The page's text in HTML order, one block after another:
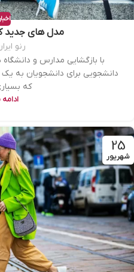
مدل های
رنو
با بازگشایی مدارس و
دانشجویی برای دانشجویان به
که
25
شهریور